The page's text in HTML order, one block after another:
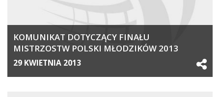
KOMUNIKAT DOTYCZĄCY FINAŁU
MISTRZOSTW POLSKI MŁODZIKÓW 2013
29 KWIETNIA 2013